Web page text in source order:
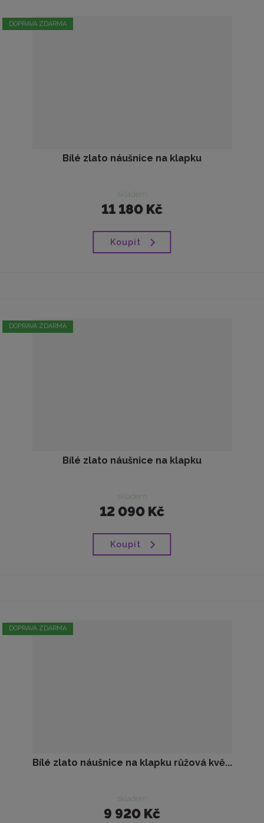
DOPRAVA ZDARMA
Bílé zlato náušnice na klapku
skladem
11 180 Kč
Koupit
DOPRAVA ZDARMA
Bílé zlato náušnice na klapku
skladem
12 090 Kč
Koupit
DOPRAVA ZDARMA
Bílé zlato náušnice na klapku růžová kvě...
skladem
9 920 Kč